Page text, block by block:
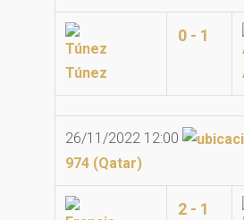
Túnez
0 - 1
26/11/2022 12:00
974 (Qatar)
2 - 1